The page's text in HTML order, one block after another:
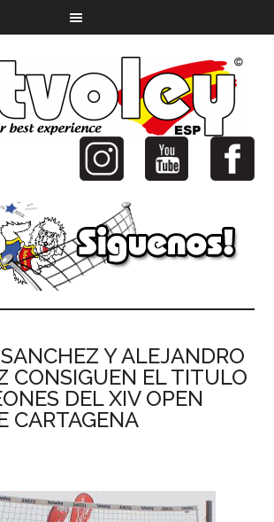
Y ALEJANDRO
CONSIGUEN EL TITULO
DEL XIV OPEN
CARTAGENA